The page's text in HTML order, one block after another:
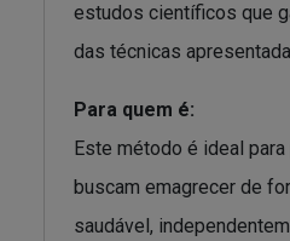
estudos científicos que
das técnicas
Para quem é:
Este método é ideal
buscam emagrecer de
saudável,